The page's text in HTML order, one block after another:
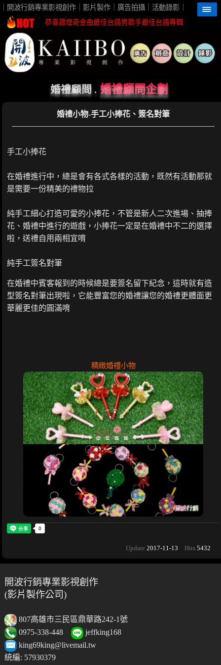
｜開波行銷專業影視創作｜影片製作｜廣告拍攝｜活動錄影｜
高雄影片製作首選開波行銷最佳視覺團隊夥伴
恭喜蕭煌奇金曲最佳台語男歌手最佳台語專輯
蕭煌奇鼓勵身障朋友一起親近海洋無障礙
開波行銷專業影片製作 企劃創意高觀看短影音
高雄影片製作首選開波行銷最佳視覺團隊夥伴
恭喜蕭煌奇金曲最佳台語男歌手最佳台語專輯
開波行銷專業影片製作 企劃創意高觀看短影音
婚禮顧問 . 婚禮顧問企劃
婚禮小物-手工小捧花、簽名對筆
手工小捧花
在婚禮進行中，總是會有各式各樣的活動，既然有活動那就
是需要一份精美的禮物拉
純手工細心打造可愛的小捧花，不管是新人二次進場、抽捧
花、婚禮中進行的遊戲，小捧花一定是在婚禮中不二的選擇
啦，送禮自用兩相宜唷
純手工簽名對筆
在婚禮中賓客報到的時候總是要簽名留下紀念，這時就有造
型簽名對筆出現啦，它能豐富您的婚禮讓您的婚禮更體面更
華麗更佳的圓滿唷
精緻婚禮小物
Update2017-11-13 Hits5432
開波行銷專業影視創作
(影片製作公司)
807高雄市三民區鼎華路242-1號
0975-338-448
jeffking168
king69king@livemail.tw
統編: 57930379